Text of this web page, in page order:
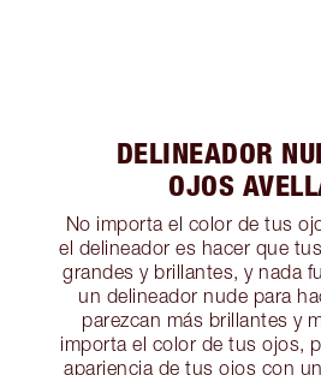
DELINEADOR
OJOS
No importa el color de tus
el delineador es hacer que
grandes y brillantes, y nada
un delineador nude para
parezcan más brillantes y
importa el color de tus ojos,
apariencia de tus ojos con